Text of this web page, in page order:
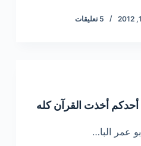
5 تعليقات
أخذت القرآن كله
عمر البا…